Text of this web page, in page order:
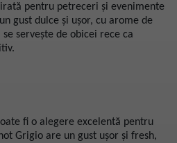
pentru petreceri și evenimente
gust dulce și ușor, cu arome de
servește de obicei rece ca
fi o alegere excelentă pentru
Grigio are un gust ușor și fresh,